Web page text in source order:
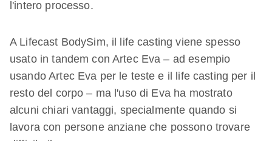
l'intero processo.
A Lifecast BodySim, il life casting viene spesso
usato in tandem con Artec Eva – ad esempio
usando Artec Eva per le teste e il life casting per il
resto del corpo – ma l'uso di Eva ha mostrato
alcuni chiari vantaggi, specialmente quando si
lavora con persone anziane che possono trovare